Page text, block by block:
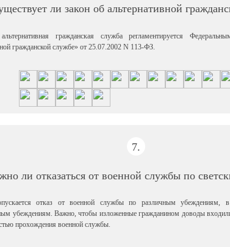
ли закон об альтернативной
гражданская служба регламентируется
гражданской службе» от 25.07.2002 N 113-ФЗ.
7.
ли отказаться от военной службы по
отказ от военной службы по различным убеждениям,
убеждениям. Важно, чтобы изложенные гражданином доводы
прохождения военной службы.